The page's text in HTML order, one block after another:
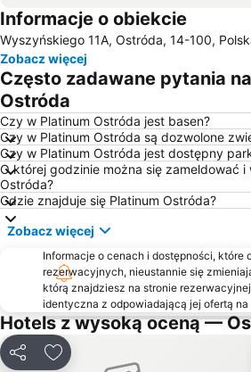
Jaroty
Zamek Krzyżacki
Dajtki
Podgrodzie
Gutkowo
Galeria Jeziorak
Jezioro
Kormoran
Osiedle Kętrzyńskiego
Kartasiówka
Plaża
Stadion
Osiedle Generałów
Grunwaldzkie
Informacje o obiekcie
Wyszyńskiego 11A, Ostróda, 14-100,
Zobacz więcej
Często zadawane pytania
Ostróda
Czy w Platinum Ostróda jest basen?
Czy w Platinum Ostróda są dozwolone
Czy w Platinum Ostróda jest dostępny
O której godzinie można się zameldować i
Ostróda?
Gdzie znajduje się Platinum Ostróda?
Zobacz więcej
Informacje o cenach i dostępności, które
rezerwacyjnych, nieustannie się
którą znajdziesz na stronie
identyczna z odpowiadającą jej ofertą na
Hotels z wysoką oceną —
UdostępnijDodaj do ulubionych